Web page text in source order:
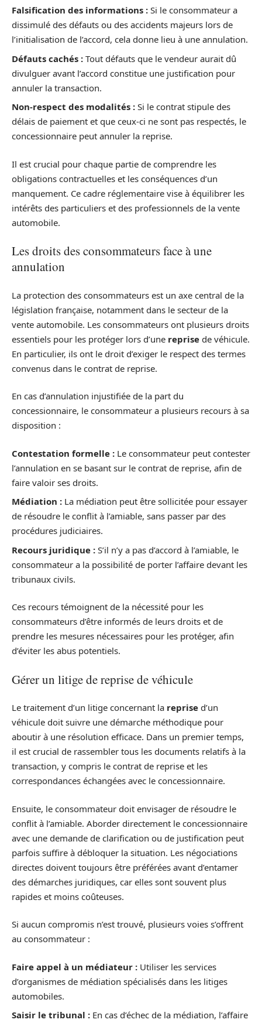
Falsification des informations : Si le consommateur a
dissimulé des défauts ou des accidents majeurs lors de
l’initialisation de l’accord, cela donne lieu à une annulation.
Défauts cachés : Tout défauts que le vendeur aurait dû
divulguer avant l’accord constitue une justification pour
annuler la transaction.
Non-respect des modalités : Si le contrat stipule des
délais de paiement et que ceux-ci ne sont pas respectés, le
concessionnaire peut annuler la reprise.
Il est crucial pour chaque partie de comprendre les
obligations contractuelles et les conséquences d’un
manquement. Ce cadre réglementaire vise à équilibrer les
intérêts des particuliers et des professionnels de la vente
automobile.
Les droits des consommateurs face à une
annulation
La protection des consommateurs est un axe central de la
législation française, notamment dans le secteur de la
vente automobile. Les consommateurs ont plusieurs droits
essentiels pour les protéger lors d’une reprise de véhicule.
En particulier, ils ont le droit d’exiger le respect des termes
convenus dans le contrat de reprise.
En cas d’annulation injustifiée de la part du
concessionnaire, le consommateur a plusieurs recours à sa
disposition :
Contestation formelle : Le consommateur peut contester
l’annulation en se basant sur le contrat de reprise, afin de
faire valoir ses droits.
Médiation : La médiation peut être sollicitée pour essayer
de résoudre le conflit à l’amiable, sans passer par des
procédures judiciaires.
Recours juridique : S’il n’y a pas d’accord à l’amiable, le
consommateur a la possibilité de porter l’affaire devant les
tribunaux civils.
Ces recours témoignent de la nécessité pour les
consommateurs d’être informés de leurs droits et de
prendre les mesures nécessaires pour les protéger, afin
d’éviter les abus potentiels.
Gérer un litige de reprise de véhicule
Le traitement d’un litige concernant la reprise d’un
véhicule doit suivre une démarche méthodique pour
aboutir à une résolution efficace. Dans un premier temps,
il est crucial de rassembler tous les documents relatifs à la
transaction, y compris le contrat de reprise et les
correspondances échangées avec le concessionnaire.
Ensuite, le consommateur doit envisager de résoudre le
conflit à l’amiable. Aborder directement le concessionnaire
avec une demande de clarification ou de justification peut
parfois suffire à débloquer la situation. Les négociations
directes doivent toujours être préférées avant d’entamer
des démarches juridiques, car elles sont souvent plus
rapides et moins coûteuses.
Si aucun compromis n’est trouvé, plusieurs voies s’offrent
au consommateur :
Faire appel à un médiateur : Utiliser les services
d’organismes de médiation spécialisés dans les litiges
automobiles.
Saisir le tribunal : En cas d’échec de la médiation, l’affaire